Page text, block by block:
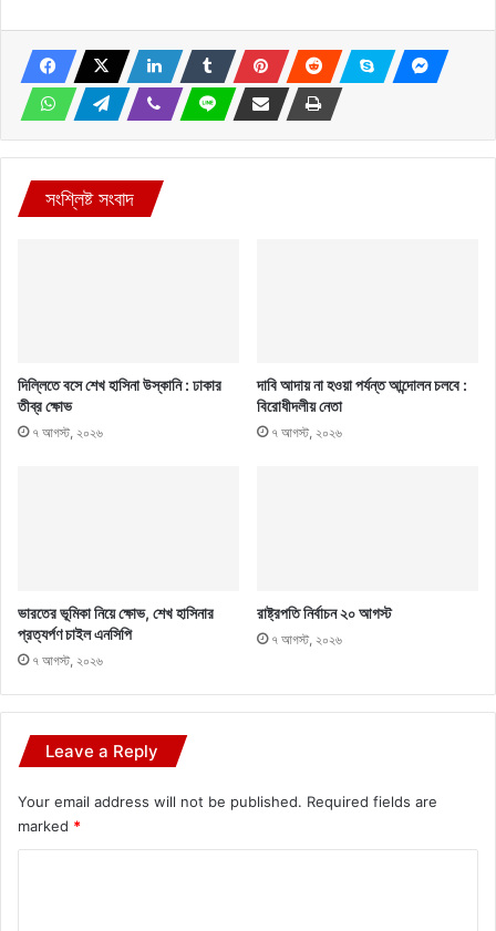
সংশ্লিষ্ট সংবাদ
দিল্লিতে বসে শেখ হাসিনা উস্কানি : ঢাকার
তীব্র ক্ষোভ
৭ আগস্ট, ২০২৬
দাবি আদায় না হওয়া পর্যন্ত আন্দোলন চলবে :
বিরোধীদলীয় নেতা
৭ আগস্ট, ২০২৬
ভারতের ভূমিকা নিয়ে ক্ষোভ, শেখ হাসিনার
প্রত্যর্পণ চাইল এনসিপি
৭ আগস্ট, ২০২৬
রাষ্ট্রপতি নির্বাচন ২০ আগস্ট
৭ আগস্ট, ২০২৬
Leave a Reply
Your email address will not be published. Required fields are
marked *